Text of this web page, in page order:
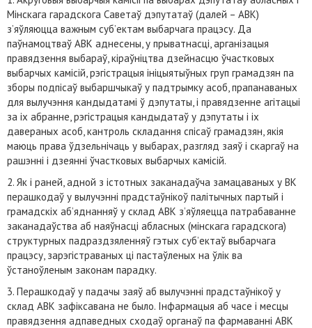
Мінскага гарадскога Саветаў дэпутатаў (далей – АВК)
з’яўляюцца важным суб’ектам выбарчага працэсу. Да
паўнамоцтваў АВК аднесены, у прыватнасці, арганізацыя
правядзення выбараў, кіраўніцтва дзейнасцю ўчастковых
выбарчых камісій, рэгістрацыя ініцыятыўных груп грамадзян па
зборы подпісаў выбаршчыкаў у падтрымку асоб, прапанаваных
для вылучэння кандыдатамі ў дэпутаты, і правядзенне агітацыі
за іх абранне, рэгістрацыя кандыдатаў у дэпутаты і іх
давераных асоб, кантроль складання спісаў грамадзян, якія
маюць права ўдзельнічаць у выбарах, разгляд заяў і скаргаў на
рашэнні і дзеянні ўчастковых выбарчых камісій.
2. Як і раней, адной з істотных заканадаўча замацаваных у ВК
перашкодаў у вылучэнні прадстаўнікоў палітычных партый і
грамадскіх аб’яднанняў у склад АВК з’яўляецца патрабаванне
заканадаўства аб наяўнасці абласных (мінскага гарадскога)
структурных падраздзяленняў гэтых суб’ектаў выбарчага
працэсу, зарэгістраваных ці пастаўленых на ўлік ва
ўстаноўленым законам парадку.
3. Перашкодаў у падачы заяў аб вылучэнні прадстаўнікоў у
склад АВК зафіксавана не было. Інфармацыя аб часе і месцы
правядзення адпаведных сходаў органаў па фармаванні АВК